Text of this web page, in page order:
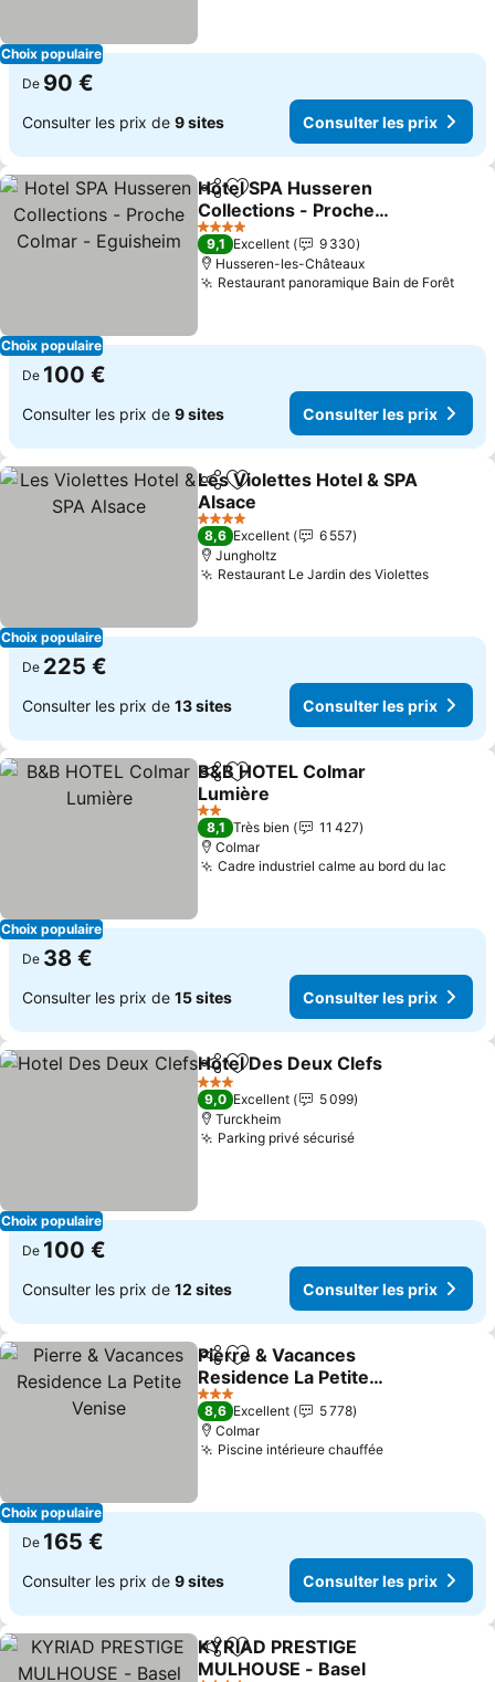
Choix populaire
De 90 €
Consulter les prix de 9 sites Consulter les prix
Choix populaire
PartagerAjouter à mes favoris
Hotel SPA Husseren
Collections - Proche
Colmar - Eguisheim
Consulter les prix
4 Étoiles
9,1 Excellent
9 330
Husseren-les-Châteaux
Restaurant panoramique Bain de Forêt
De 100 €
Consulter les prix de 9 sites Consulter les prix
Choix populaire
PartagerAjouter à mes favoris
Les Violettes Hotel & SPA
Alsace
Consulter les prix
4 Étoiles
8,6 Excellent
6 557
Jungholtz
Restaurant Le Jardin des Violettes
De 225 €
Consulter les prix de 13 sites Consulter les prix
Choix populaire
PartagerAjouter à mes favoris
B&B HOTEL Colmar
Lumière
Consulter les prix
2 Étoiles
8,1 Très bien
11 427
Colmar
Cadre industriel calme au bord du lac
De 38 €
Consulter les prix de 15 sites Consulter les prix
Choix populaire
PartagerAjouter à mes favoris
Hotel Des Deux Clefs
3 Étoiles
9,0 Excellent
5 099
Turckheim
Parking privé sécuriséConsulter les
De 100 €
Consulter les prix de 12 sites Consulter les prix
Choix populaire
PartagerAjouter à mes favoris
Pierre & Vacances
Residence La Petite
Venise
Consulter les prix
3 Étoiles
8,6 Excellent
5 778
Colmar
Piscine intérieure chaufféeConsulter
De 165 €
Consulter les prix de 9 sites Consulter les prix
PartagerAjouter à mes favoris
KYRIAD PRESTIGE
MULHOUSE - Basel